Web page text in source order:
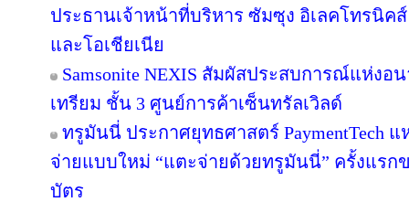
ประธานเจ้าหน้าที่บริหาร ซัมซุง อิเลคโทรนิค
และโอเชียเนีย
Samsonite NEXIS สัมผัสประสบการณ์แห่ง
เทรียม ชั้น 3 ศูนย์การค้าเซ็นทรัลเวิลด์
ทรูมันนี่ ประกาศยุทธศาสตร์ PaymentTech
จ่ายแบบใหม่ “แตะจ่ายด้วยทรูมันนี่” ครั้งแรก
บัตร